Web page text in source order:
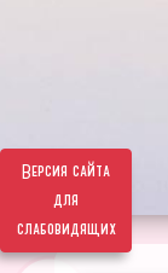
Версия сайта
для
слабовидящих